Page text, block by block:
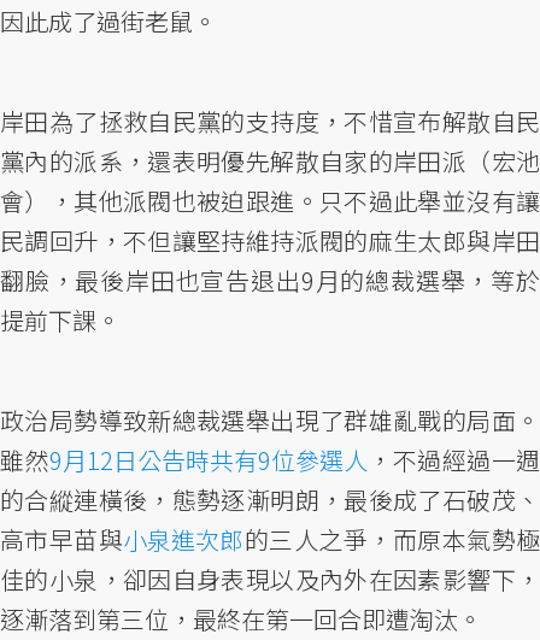
因此成了過街老鼠。
岸田為了拯救自民黨的支持度，不惜宣布解散自民
黨內的派系，還表明優先解散自家的岸田派（宏池
會），其他派閥也被迫跟進。只不過此舉並沒有讓
民調回升，不但讓堅持維持派閥的麻生太郎與岸田
翻臉，最後岸田也宣告退出9月的總裁選舉，等於
提前下課。
政治局勢導致新總裁選舉出現了群雄亂戰的局面。
雖然9月12日公告時共有9位參選人 ，不過經過一週
的合縱連橫後，態勢逐漸明朗，最後成了石破茂、
高市早苗與小泉進次郎的三人之爭，而原本氣勢極
佳的小泉，卻因自身表現以及內外在因素影響下，
逐漸落到第三位，最終在第一回合即遭淘汰。